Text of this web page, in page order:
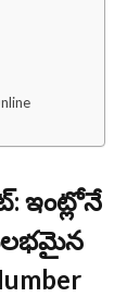
ఇంట్లోనే